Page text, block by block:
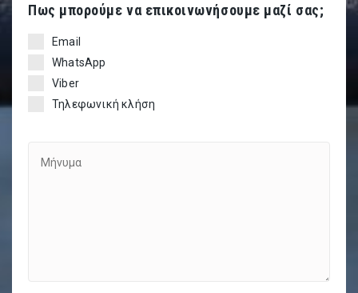
Πως μπορούμε να επικοινωνήσουμε μαζί σας;
Email
WhatsApp
Viber
Τηλεφωνική κλήση